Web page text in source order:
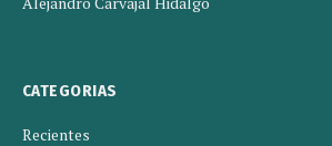
CATEGORIAS
Recientes